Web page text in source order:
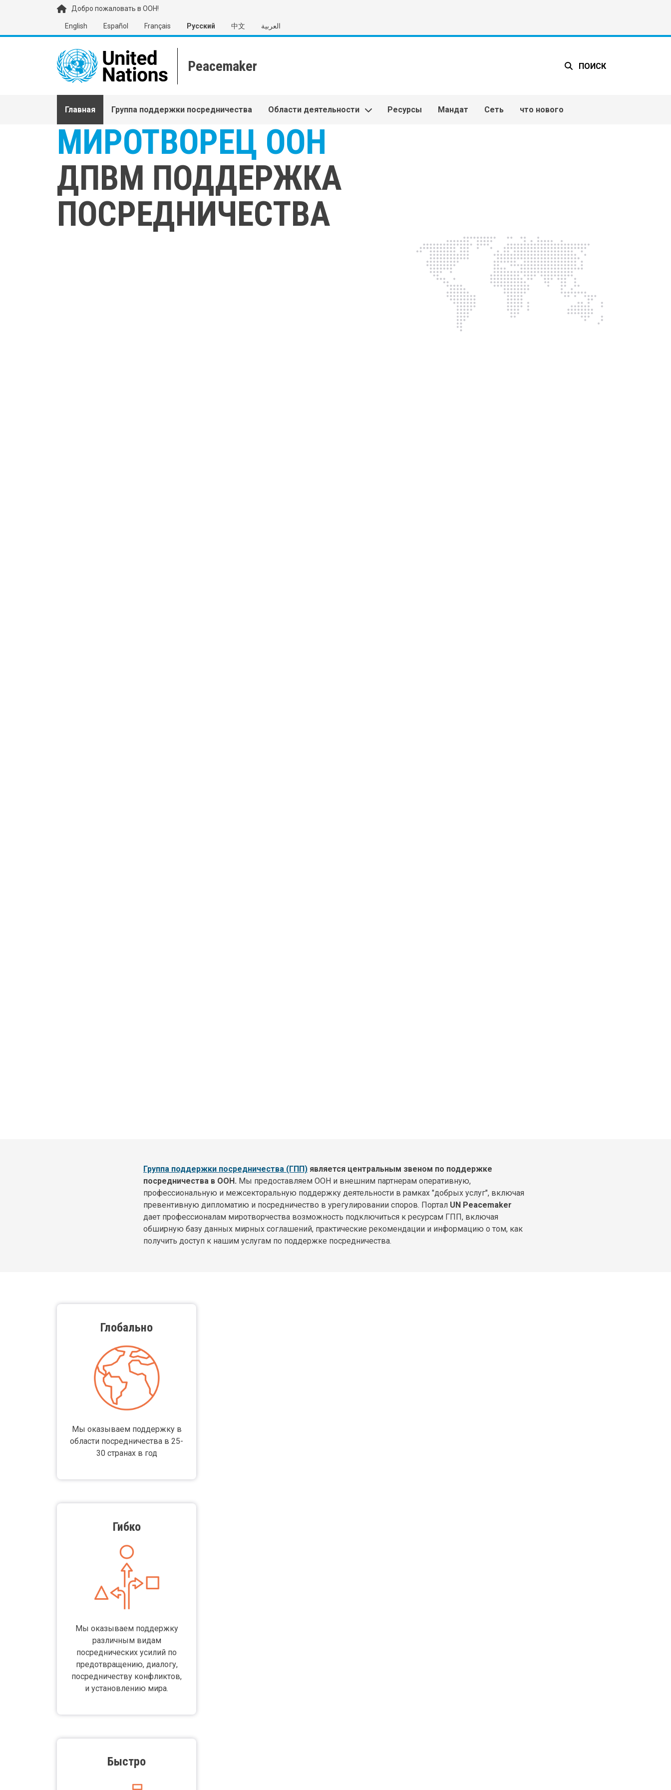
Перейти к основному содержанию
Добро пожаловать в ООН!
English Español Français Русский 中文 العربية
ПОИСК
Main navigation
Главная Группа поддержки посредничества Области деятельности Ресурсы Мандат Сеть что нового
МИРОТВОРЕЦ ООН
ДПВМ ПОДДЕРЖКА
ПОСРЕДНИЧЕСТВА
Body
Группа поддержки посредничества (ГПП) является центральным звеном по поддержке
посредничества в ООН. Мы предоставляем ООН и внешним партнерам оперативную,
профессиональную и межсекторальную поддержку деятельности в рамках "добрых услуг", включая
превентивную дипломатию и посредничество в урегулировании споров. Портал UN Peacemaker
дает профессионалам миротворчества возможность подключиться к ресурсам ГПП, включая
обширную базу данных мирных соглашений, практические рекомендации и информацию о том, как
получить доступ к нашим услугам по поддержке посредничества.
Глобально
Мы оказываем поддержку в
области посредничества в 25-
30 странах в год
Гибко
Мы оказываем поддержку
различным видам
посреднических усилий по
предотвращению, диалогу,
посредничеству конфликтов,
и установлению мира.
Быстро